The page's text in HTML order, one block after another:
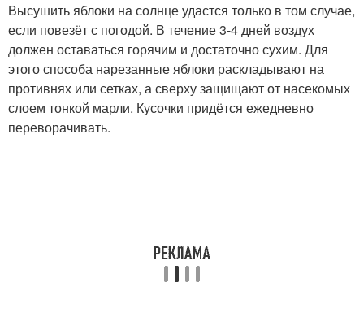
Высушить яблоки на солнце удастся только в том случае,
если повезёт с погодой. В течение 3-4 дней воздух
должен оставаться горячим и достаточно сухим. Для
этого способа нарезанные яблоки раскладывают на
противнях или сетках, а сверху защищают от насекомых
слоем тонкой марли. Кусочки придётся ежедневно
переворачивать.